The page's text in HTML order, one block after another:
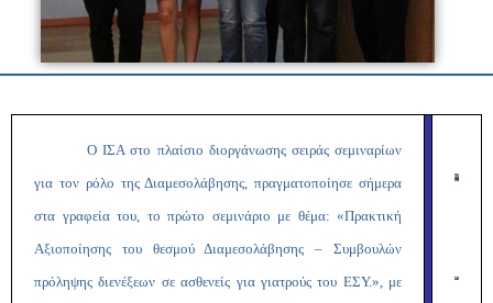
Ο ΙΣΑ στο πλαίσιο διοργάνωσης σειράς σεμιναρίων
για τον ρόλο της Διαμεσολάβησης, πραγματοποίησε σήμερα
στα γραφεία του, το πρώτο σεμινάριο με θέμα: «Πρακτική
Αξιοποίησης του θεσμού Διαμεσολάβησης – Συμβουλών
πρόληψης διενέξεων σε ασθενείς για γιατρούς του ΕΣΥ.», με